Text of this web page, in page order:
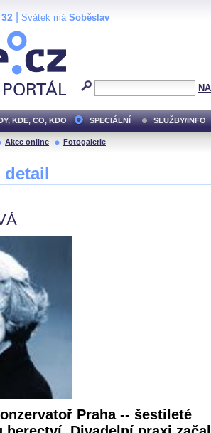
32 Svátek má Soběslav
KDE, CO, KDO SPECIÁLNÍ SLUŽBY/INFO
Akce online Fotogalerie
detail
Praha -- šestileté